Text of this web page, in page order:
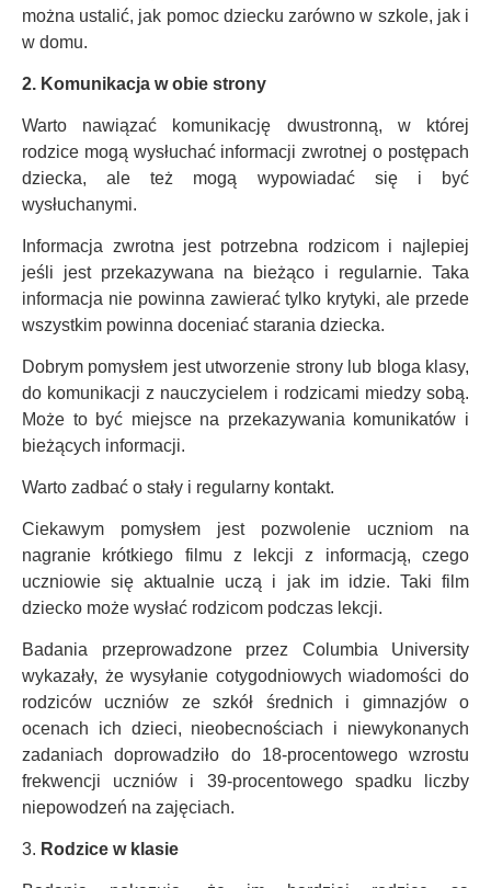
można ustalić, jak pomoc dziecku zarówno w szkole, jak i
w domu.
2. Komunikacja w obie strony
Warto nawiązać komunikację dwustronną, w której
rodzice mogą wysłuchać informacji zwrotnej o postępach
dziecka, ale też mogą wypowiadać się i być
wysłuchanymi.
Informacja zwrotna jest potrzebna rodzicom i najlepiej
jeśli jest przekazywana na bieżąco i regularnie. Taka
informacja nie powinna zawierać tylko krytyki, ale przede
wszystkim powinna doceniać starania dziecka.
Dobrym pomysłem jest utworzenie strony lub bloga klasy,
do komunikacji z nauczycielem i rodzicami miedzy sobą.
Może to być miejsce na przekazywania komunikatów i
bieżących informacji.
Warto zadbać o stały i regularny kontakt.
Ciekawym pomysłem jest pozwolenie uczniom na
nagranie krótkiego filmu z lekcji z informacją, czego
uczniowie się aktualnie uczą i jak im idzie. Taki film
dziecko może wysłać rodzicom podczas lekcji.
Badania przeprowadzone przez Columbia University
wykazały, że wysyłanie cotygodniowych wiadomości do
rodziców uczniów ze szkół średnich i gimnazjów o
ocenach ich dzieci, nieobecnościach i niewykonanych
zadaniach doprowadziło do 18-procentowego wzrostu
frekwencji uczniów i 39-procentowego spadku liczby
niepowodzeń na zajęciach.
3. Rodzice w klasie